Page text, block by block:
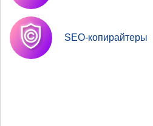
SEO-копирайтеры